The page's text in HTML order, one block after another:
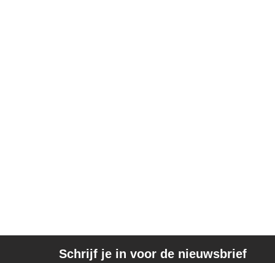
Schrijf je in voor de nieuwsbrief